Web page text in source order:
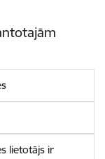
lietotājs ir